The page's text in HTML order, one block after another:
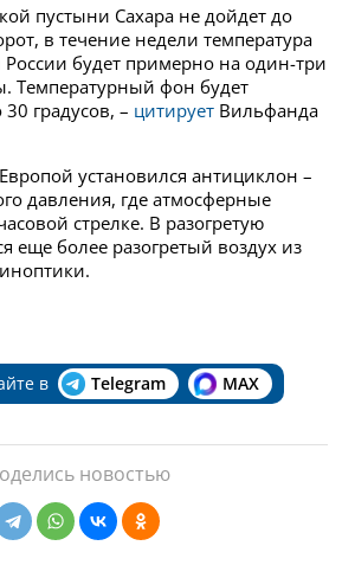
пустыни Сахара не дойдет до
в течение недели температура
России будет примерно на один-три
Температурный фон будет
градусов, – цитирует Вильфанда
установился антициклон –
давления, где атмосферные
стрелке. В разогретую
еще более разогретый воздух из
в Telegram MAX
новостью